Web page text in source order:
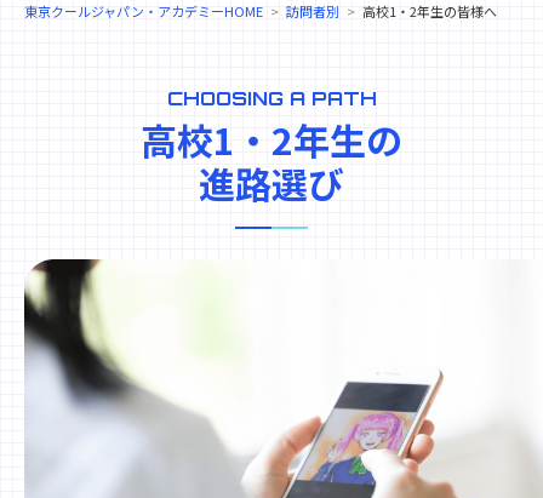
東京クールジャパン・アカデミーHOME 訪問者別 高校1・2年生の皆様へ
CHOOSING A PATH
高校1・2年生の
進路選び